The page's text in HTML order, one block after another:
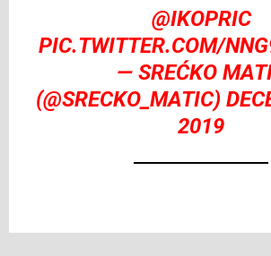
@IKOPRIC
PIC.TWITTER.COM/
— SREĆKO
(@SRECKO_MATIC)
2019